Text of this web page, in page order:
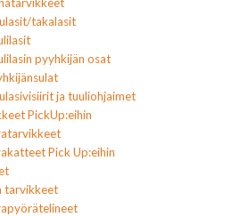
takalasit
pyyhkijän osat
ja tuuliohjaimet
PickUp:eihin
Pick Up:eihin
tarvikkeet